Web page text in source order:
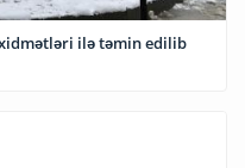
ilə təmin edilib